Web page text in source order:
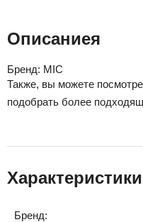
Описаниея
Бренд: MIC
Также, вы можете
подобрать более
Характеристики
Бренд: